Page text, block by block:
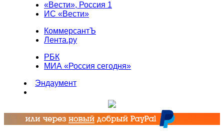
«Вести», Россия 1
ИС «Вести»
КоммерсантЪ
Лента.ру
РБК
МИА «Россия сегодня»
Эндаумент